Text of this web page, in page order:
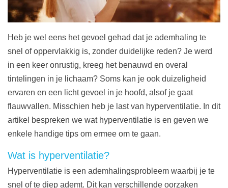
Heb je wel eens het gevoel gehad dat je ademhaling te
snel of oppervlakkig is, zonder duidelijke reden? Je werd
in een keer onrustig, kreeg het benauwd en overal
tintelingen in je lichaam? Soms kan je ook duizeligheid
ervaren en een licht gevoel in je hoofd, alsof je gaat
flauwvallen. Misschien heb je last van hyperventilatie. In dit
artikel bespreken we wat hyperventilatie is en geven we
enkele handige tips om ermee om te gaan.
Wat is hyperventilatie?
Hyperventilatie is een ademhalingsprobleem waarbij je te
snel of te diep ademt. Dit kan verschillende oorzaken